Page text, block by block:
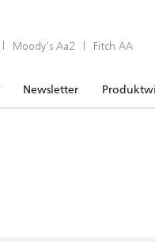
| Moody’s Aa2 | Fitch AA
Newsletter